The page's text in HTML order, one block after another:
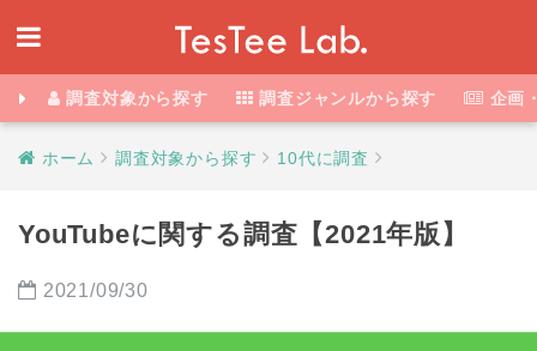
調査対象から探す 調査ジャンルから探す 企画
ホーム 調査対象から探す 10代に調査
YouTubeに関する調査【2021年版】
2021/09/30